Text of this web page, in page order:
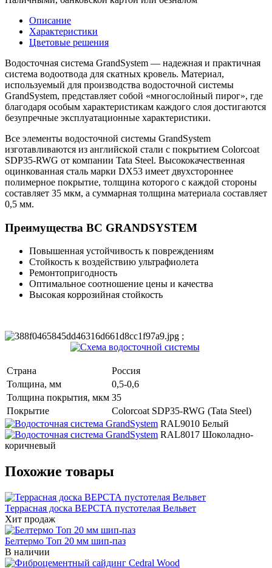
Описание
Характеристики
Цветовые решения
Водосточная система GrandSystem — надежная и практичная
система водоотвода для скатных кровель. Материал,
используемый для производства водосточной системы
GrandSystem, представляет собой «многослойный пирог», где
благодаря особым характеристикам каждого слоя достигаются
безупречные эксплуатационные характеристики.
Все элементы водосточной системы GrandSystem
изготавливаются из английской стали с покрытием Colorcoat
SDP35-RWG от компании Tata Steel. Высококачественная
оцинкованная сталь марки DX53 имеет двухстороннее
полимерное покрытие, толщина которого с каждой стороны
составляет 35 мкм, а суммарная толщина материала составляет
0,5 мм.
Преимущества ВС GRANDSYSTEM
Повышенная устойчивость к повреждениям
Стойкость к воздействию ультрафиолета
Ремонтопригодность
Оптимальное соотношение цены и качества
Высокая коррозийная стойкость
;
Страна
Россия
Толщина, мм
0,5-0,6
Толщина покрытия, мкм 35
Покрытие
Colorcoat SDP35-RWG (Tata Steel)
RAL9010 Белый
RAL8017 Шоколадно-
коричневый
Похожие товары
Террасная доска ВЕРСТА пустотелая Вельвет
Хит продаж
Белтермо Топ 20 мм шип-паз
В наличии